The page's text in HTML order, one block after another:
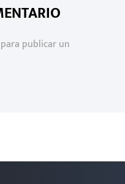
para publicar un